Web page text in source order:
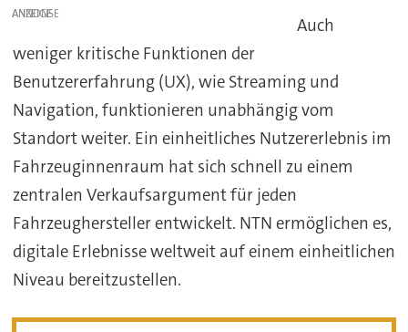
ANZEIGE
Auch
weniger kritische Funktionen der
Benutzererfahrung (UX), wie Streaming und
Navigation, funktionieren unabhängig vom
Standort weiter. Ein einheitliches Nutzererlebnis im
Fahrzeuginnenraum hat sich schnell zu einem
zentralen Verkaufsargument für jeden
Fahrzeughersteller entwickelt. NTN ermöglichen es,
digitale Erlebnisse weltweit auf einem einheitlichen
Niveau bereitzustellen.